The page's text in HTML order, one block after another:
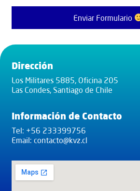
Dirección
Los Militares 5885, Oficina 205
Las Condes, Santiago de Chile
Información de Contacto
Tel: +56 233399756
Email: contacto@kvz.cl
Enviar Formulario